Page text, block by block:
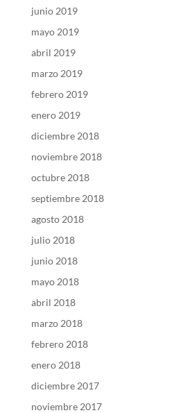
junio 2019
mayo 2019
abril 2019
marzo 2019
febrero 2019
enero 2019
diciembre 2018
noviembre 2018
octubre 2018
septiembre 2018
agosto 2018
julio 2018
junio 2018
mayo 2018
abril 2018
marzo 2018
febrero 2018
enero 2018
diciembre 2017
noviembre 2017